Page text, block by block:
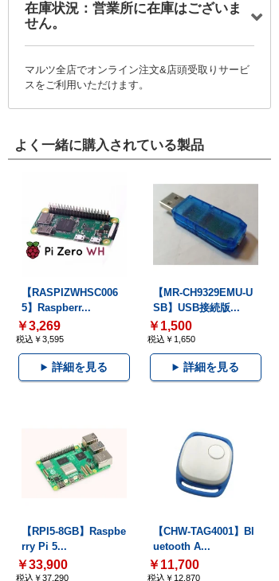
在庫状況：営業所に在庫はございま
せん。
マルツ全店でオンライン注文&店頭受取りサービ
スをご利用いただけます。
よく一緒に購入されている製品
【RASPIZWHSC006
5】Raspberr...
￥3,269
税込￥3,595
詳細を見る
【MR-CH9329EMU-U
SB】USB接続版...
￥1,500
税込￥1,650
詳細を見る
【RPI5-8GB】Raspbe
rry Pi 5...
￥33,900
税込￥37,290
【CHW-TAG4001】Bl
uetooth A...
￥11,700
税込￥12,870